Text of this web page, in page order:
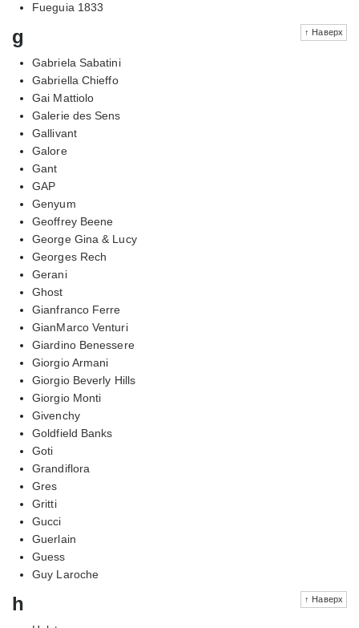
Fueguia 1833
↑ Наверх
g
Gabriela Sabatini
Gabriella Chieffo
Gai Mattiolo
Galerie des Sens
Gallivant
Galore
Gant
GAP
Genyum
Geoffrey Beene
George Gina & Lucy
Georges Rech
Gerani
Ghost
Gianfranco Ferre
GianMarco Venturi
Giardino Benessere
Giorgio Armani
Giorgio Beverly Hills
Giorgio Monti
Givenchy
Goldfield Banks
Goti
Grandiflora
Gres
Gritti
Gucci
Guerlain
Guess
Guy Laroche
↑ Наверх
h